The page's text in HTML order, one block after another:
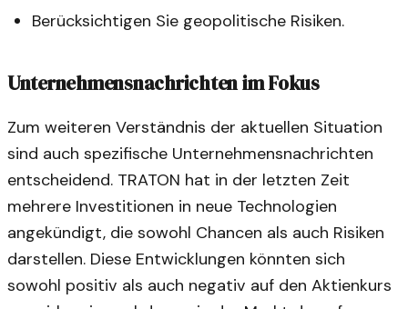
Berücksichtigen Sie geopolitische Risiken.
Unternehmensnachrichten im Fokus
Zum weiteren Verständnis der aktuellen Situation
sind auch spezifische Unternehmensnachrichten
entscheidend. TRATON hat in der letzten Zeit
mehrere Investitionen in neue Technologien
angekündigt, die sowohl Chancen als auch Risiken
darstellen. Diese Entwicklungen könnten sich
sowohl positiv als auch negativ auf den Aktienkurs